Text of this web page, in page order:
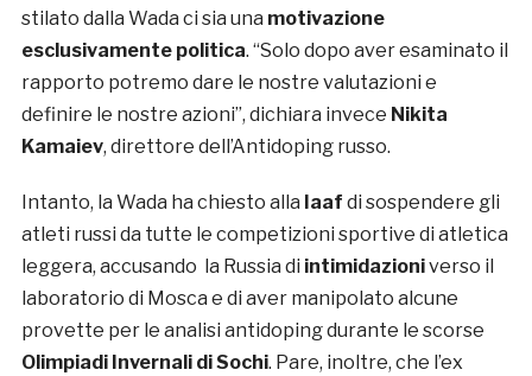
stilato dalla Wada ci sia una motivazione
esclusivamente politica. “Solo dopo aver esaminato il
rapporto potremo dare le nostre valutazioni e
definire le nostre azioni”, dichiara invece Nikita
Kamaiev, direttore dell’Antidoping russo.
Intanto, la Wada ha chiesto alla Iaaf di sospendere gli
atleti russi da tutte le competizioni sportive di atletica
leggera, accusando la Russia di intimidazioniverso il
laboratorio di Mosca e di aver manipolato alcune
provette per le analisi antidoping durante le scorse
Olimpiadi Invernali di Sochi. Pare, inoltre, che l’ex